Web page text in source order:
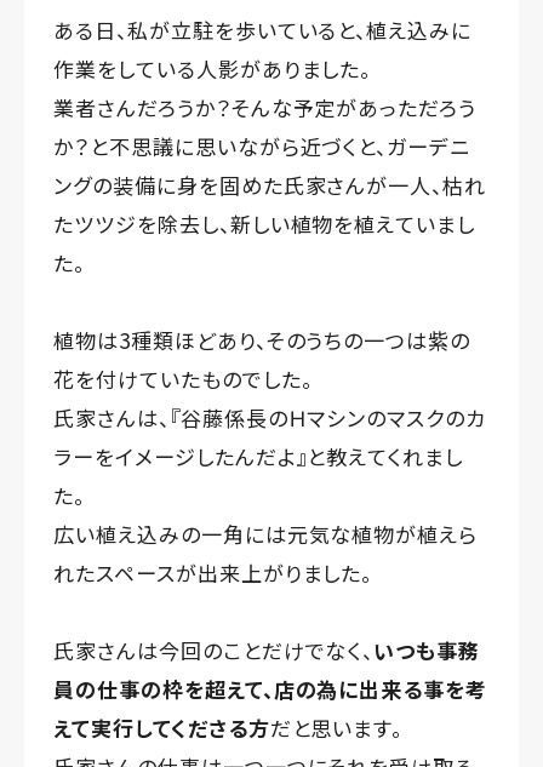
ある日、私が立駐を歩いていると、植え込みに
作業をしている人影がありました。
業者さんだろうか？そんな予定があっただろう
か？と不思議に思いながら近づくと、ガーデニ
ングの装備に身を固めた氏家さんが一人、枯れ
たツツジを除去し、新しい植物を植えていまし
た。
植物は3種類ほどあり、そのうちの一つは紫の
花を付けていたものでした。
氏家さんは、『谷藤係長のＨマシンのマスクのカ
ラーをイメージしたんだよ』と教えてくれまし
た。
広い植え込みの一角には元気な植物が植えら
れたスペースが出来上がりました。
氏家さんは今回のことだけでなく、 いつも事務
員の仕事の枠を超えて、店の為に出来る事を考
えて実行してくださる方だと思います。